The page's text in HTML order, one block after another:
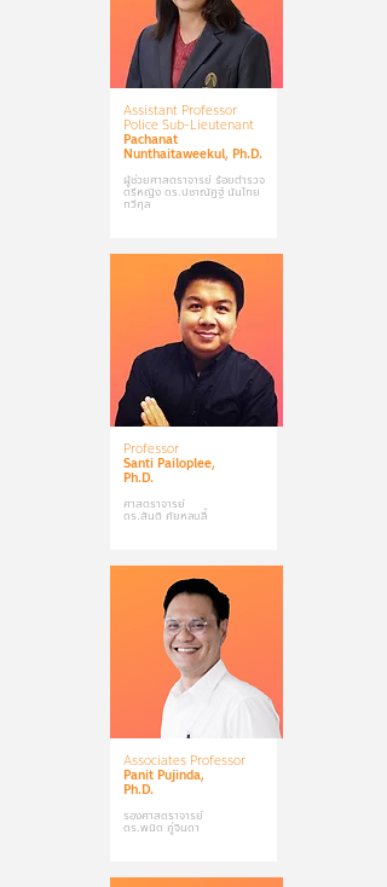
Assistant Professor
Police Sub-Lieutenant
Pachanat
Nunthaitaweekul, Ph.D.
ผู้ช่วยศาสตราจารย์ ร้อยตำรวจ
ตรีหญิง ดร.ปชาณัฏฐ์ นันไทย
ทวีกุล
Professor
Santi Pailoplee,
Ph.D.
ศาสตราจารย์
ดร.สันติ ภัยหลบลี้
Associates Professor
Panit Pujinda,
Ph.D.
รองศาสตราจารย์
ดร.พนิต ภู่จินดา